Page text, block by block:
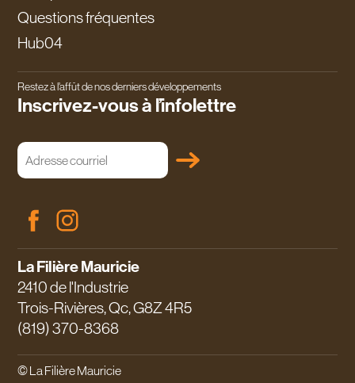
Questions fréquentes
Hub04
Restez à l’affût de nos derniers développements
Inscrivez-vous à l’infolettre
Adresse
courriel
(Nécessaire)
La Filière Mauricie
2410 de l'Industrie
Trois-Rivières, Qc, G8Z 4R5
(819) 370-8368
© La Filière Mauricie